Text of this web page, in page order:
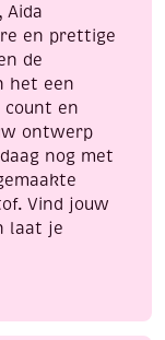
Aida
en prettige
de
het een
count en
ontwerp
nog met
Vind jouw
laat je